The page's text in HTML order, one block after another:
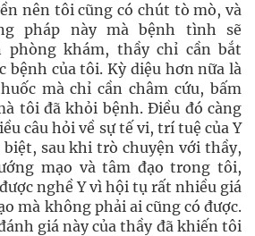
nên tôi cũng có chút tò mò, và
pháp này mà bệnh tình sẽ
phòng khám, thầy chỉ cần bắt
bệnh của tôi. Kỳ diệu hơn nữa là
mà chỉ cần châm cứu, bấm
tôi đã khỏi bệnh. Điều đó càng
câu hỏi về sự tế vi, trí tuệ của Y
biệt, sau khi trò chuyện với thầy,
mạo và tâm đạo trong tôi,
nghề Y vì hội tụ rất nhiều giá
mà không phải ai cũng có được.
giá này của thầy đã khiến tôi